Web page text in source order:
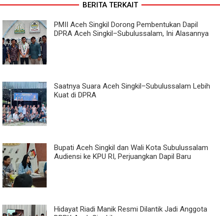
BERITA TERKAIT
PMII Aceh Singkil Dorong Pembentukan Dapil
DPRA Aceh Singkil–Subulussalam, Ini Alasannya
Saatnya Suara Aceh Singkil–Subulussalam Lebih
Kuat di DPRA
Bupati Aceh Singkil dan Wali Kota Subulussalam
Audiensi ke KPU RI, Perjuangkan Dapil Baru
Hidayat Riadi Manik Resmi Dilantik Jadi Anggota